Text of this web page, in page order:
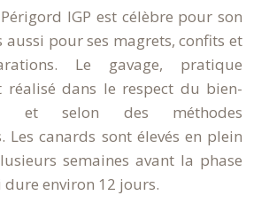
IGP est célèbre pour son
aussi pour ses magrets, confits et
Le gavage, pratique
réalisé dans le respect du bien-
et selon des méthodes
Les canards sont élevés en plein
semaines avant la phase
dure environ 12 jours.